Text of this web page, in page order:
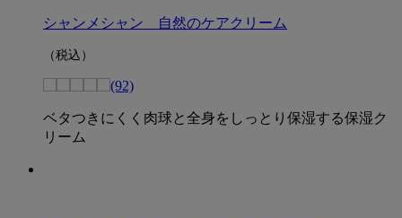
シャンメシャン 自然のケアクリーム
（税込）
(92)
ベタつきにくく肉球と全身をしっとり保湿する保湿ク
リーム